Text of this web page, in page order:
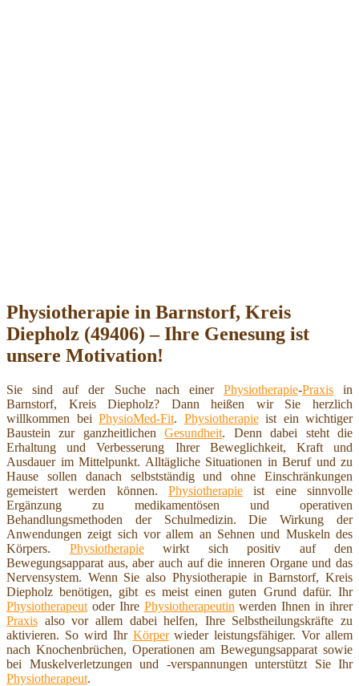
Physiotherapie in Barnstorf, Kreis
Diepholz (49406) – Ihre Genesung ist
unsere Motivation!
Sie sind auf der Suche nach einer Physiotherapie-Praxisin
Barnstorf, Kreis Diepholz? Dann heißen wir Sie herzlich
willkommen bei PhysioMed-Fit. Physiotherapieist ein wichtiger
Baustein zur ganzheitlichenGesundheit. Denn dabei steht die
Erhaltung und Verbesserung Ihrer Beweglichkeit, Kraft und
Ausdauer im Mittelpunkt. Alltägliche Situationen in Beruf und zu
Hause sollen danach selbstständig und ohne Einschränkungen
gemeistert werden können. Physiotherapie ist eine sinnvolle
Ergänzung zu medikamentösen und operativen
Behandlungsmethoden der Schulmedizin. Die Wirkung der
Anwendungen zeigt sich vor allem an Sehnen und Muskeln des
Körpers. Physiotherapiewirkt sich positiv auf den
Bewegungsapparat aus, aber auch auf die inneren Organe und das
Nervensystem. Wenn Sie also Physiotherapie in Barnstorf, Kreis
Diepholz benötigen, gibt es meist einen guten Grund dafür. Ihr
Physiotherapeut oder Ihre Physiotherapeutin werden Ihnen in ihrer
Praxis also vor allem dabei helfen, Ihre Selbstheilungskräfte zu
aktivieren. So wird Ihr Körperwieder leistungsfähiger. Vor allem
nach Knochenbrüchen, Operationen am Bewegungsapparat sowie
bei Muskelverletzungen und -verspannungen unterstützt Sie Ihr
Physiotherapeut.